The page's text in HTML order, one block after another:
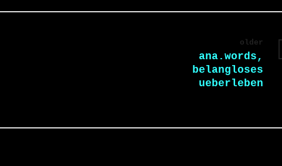
older
ana.words,
belangloses
ueberleben